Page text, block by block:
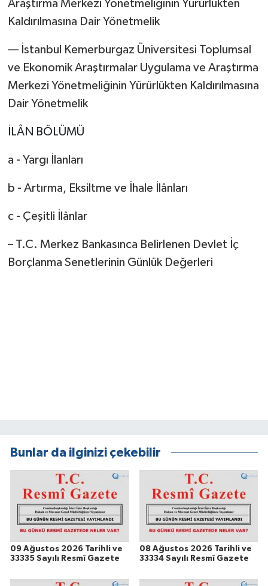
Araştırma Merkezi Yönetmeliğinin Yürürlükten
Kaldırılmasına Dair Yönetmelik
–– İstanbul Kemerburgaz Üniversitesi Toplumsal
ve Ekonomik Araştırmalar Uygulama ve Araştırma
Merkezi Yönetmeliğinin Yürürlükten Kaldırılmasına
Dair Yönetmelik
İLÂN BÖLÜMÜ
a - Yargı İlanları
b - Artırma, Eksiltme ve İhale İlânları
c - Çeşitli İlânlar
– T.C. Merkez Bankasınca Belirlenen Devlet İç
Borçlanma Senetlerinin Günlük Değerleri
Bunlar da ilginizi çekebilir
09 Ağustos 2026 Tarihli ve
33335 Sayılı Resmî Gazete
08 Ağustos 2026 Tarihli ve
33334 Sayılı Resmî Gazete